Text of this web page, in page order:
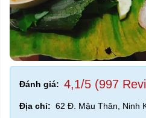
Đánh giá: 4,1/5 (997
Địa chỉ: 62 Đ. Mậu Thân, Ninh